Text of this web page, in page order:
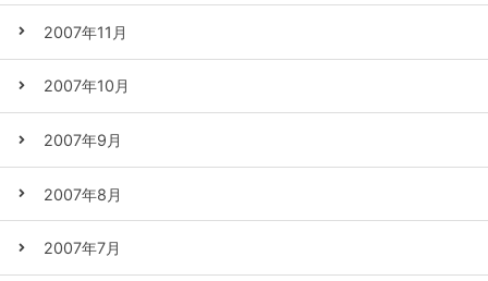
2007年11月
2007年10月
2007年9月
2007年8月
2007年7月